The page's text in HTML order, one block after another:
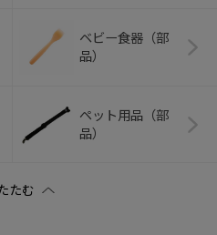
ベビー食器（部
品）
ペット用品（部
品）